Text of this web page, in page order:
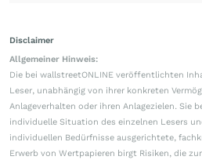
Disclaimer
Allgemeiner Hinweis:
Die bei wallstreetONLINE veröffentlichten
Leser, unabhängig von ihrer konkreten
Anlageverhalten oder ihren Anlagezielen. Sie
individuelle Situation des einzelnen Lesers
individuellen Bedürfnisse ausgerichtete,
Erwerb von Wertpapieren birgt Risiken, die